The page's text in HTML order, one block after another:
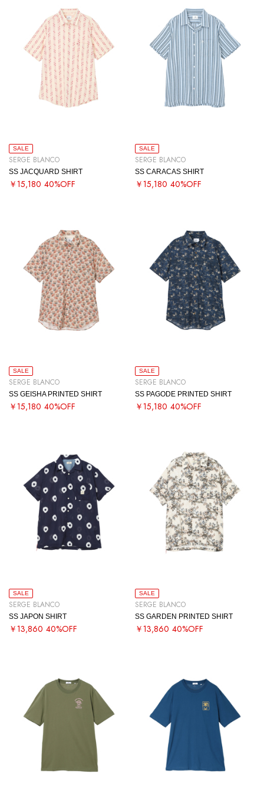
SALE
SERGE BLANCO
SS JACQUARD SHIRT
￥15,180 40%OFF
SALE
SERGE BLANCO
SS CARACAS SHIRT
￥15,180 40%OFF
SALE
SERGE BLANCO
SS GEISHA PRINTED SHIRT
￥15,180 40%OFF
SALE
SERGE BLANCO
SS PAGODE PRINTED SHIRT
￥15,180 40%OFF
SALE
SERGE BLANCO
SS JAPON SHIRT
￥13,860 40%OFF
SALE
SERGE BLANCO
SS GARDEN PRINTED SHIRT
￥13,860 40%OFF